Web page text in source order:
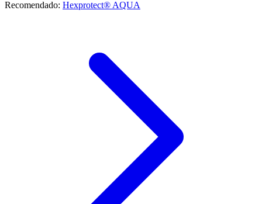
Recomendado: Hexprotect® AQUA